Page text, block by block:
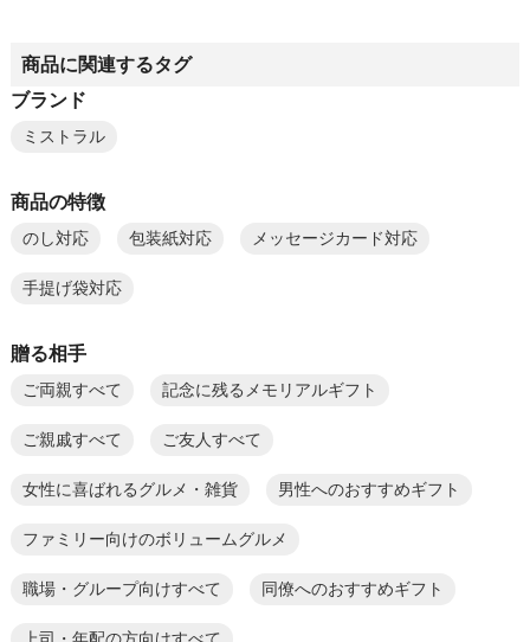
商品に関連するタグ
ブランド
ミストラル
商品の特徴
のし対応 包装紙対応 メッセージカード対応
手提げ袋対応
贈る相手
ご両親すべて 記念に残るメモリアルギフト
ご親戚すべて ご友人すべて
女性に喜ばれるグルメ・雑貨 男性へのおすすめギフト
ファミリー向けのボリュームグルメ
職場・グループ向けすべて 同僚へのおすすめギフト